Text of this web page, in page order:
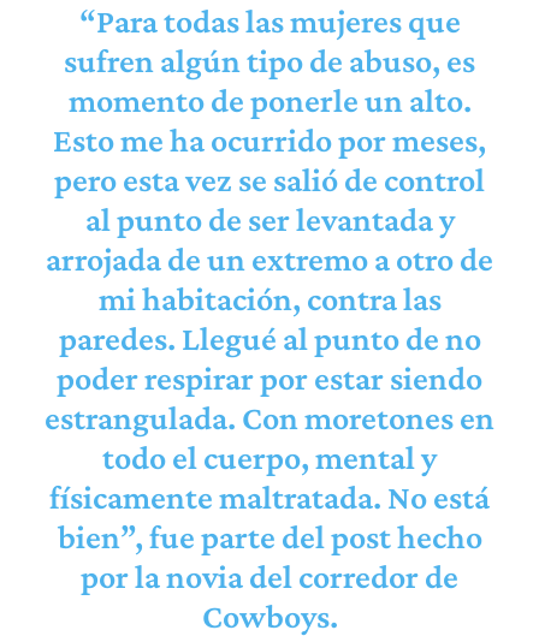
“Para todas las mujeres que
sufren algún tipo de abuso, es
momento de ponerle un alto.
Esto me ha ocurrido por meses,
pero esta vez se salió de control
al punto de ser levantada y
arrojada de un extremo a otro de
mi habitación, contra las
paredes. Llegué al punto de no
poder respirar por estar siendo
estrangulada. Con moretones en
todo el cuerpo, mental y
físicamente maltratada. No está
bien”, fue parte del post hecho
por la novia del corredor de
Cowboys.